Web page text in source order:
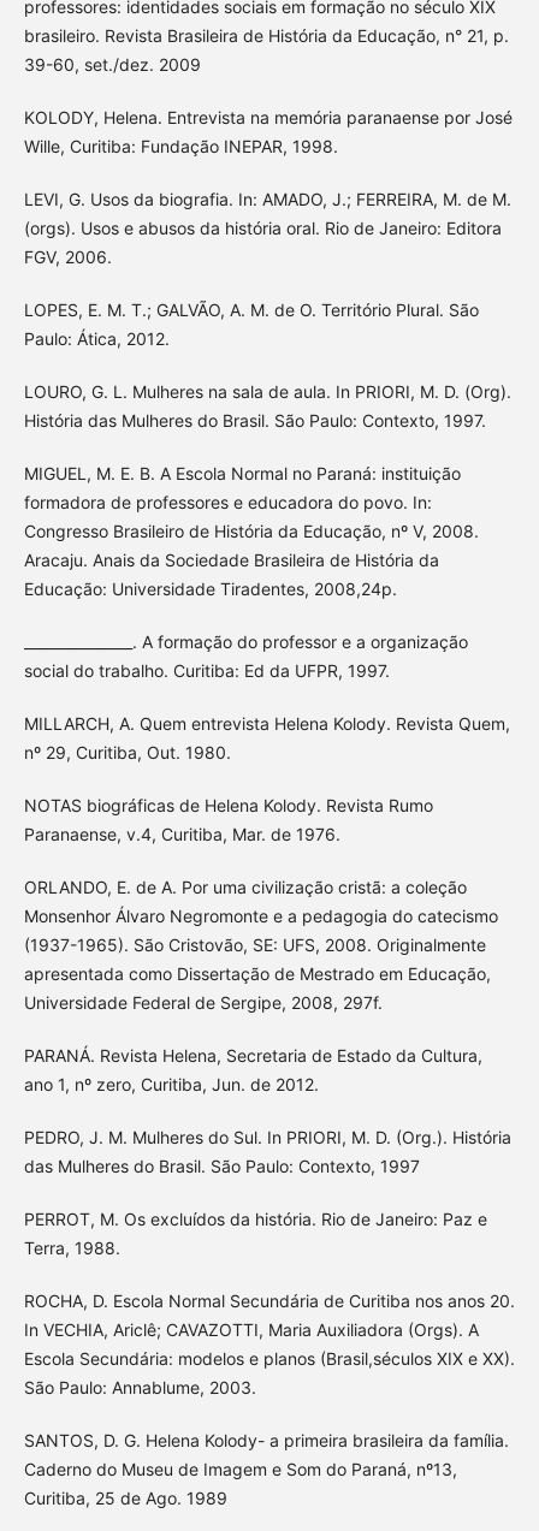
professores: identidades sociais em formação no século XIX
brasileiro. Revista Brasileira de História da Educação, n° 21, p.
39-60, set./dez. 2009
KOLODY, Helena. Entrevista na memória paranaense por José
Wille, Curitiba: Fundação INEPAR, 1998.
LEVI, G. Usos da biografia. In: AMADO, J.; FERREIRA, M. de M.
(orgs). Usos e abusos da história oral. Rio de Janeiro: Editora
FGV, 2006.
LOPES, E. M. T.; GALVÃO, A. M. de O. Território Plural. São
Paulo: Ática, 2012.
LOURO, G. L. Mulheres na sala de aula. In PRIORI, M. D. (Org).
História das Mulheres do Brasil. São Paulo: Contexto, 1997.
MIGUEL, M. E. B. A Escola Normal no Paraná: instituição
formadora de professores e educadora do povo. In:
Congresso Brasileiro de História da Educação, nº V, 2008.
Aracaju. Anais da Sociedade Brasileira de História da
Educação: Universidade Tiradentes, 2008,24p.
_______________. A formação do professor e a organização
social do trabalho. Curitiba: Ed da UFPR, 1997.
MILLARCH, A. Quem entrevista Helena Kolody. Revista Quem,
nº 29, Curitiba, Out. 1980.
NOTAS biográficas de Helena Kolody. Revista Rumo
Paranaense, v.4, Curitiba, Mar. de 1976.
ORLANDO, E. de A. Por uma civilização cristã: a coleção
Monsenhor Álvaro Negromonte e a pedagogia do catecismo
(1937-1965). São Cristovão, SE: UFS, 2008. Originalmente
apresentada como Dissertação de Mestrado em Educação,
Universidade Federal de Sergipe, 2008, 297f.
PARANÁ. Revista Helena, Secretaria de Estado da Cultura,
ano 1, nº zero, Curitiba, Jun. de 2012.
PEDRO, J. M. Mulheres do Sul. In PRIORI, M. D. (Org.). História
das Mulheres do Brasil. São Paulo: Contexto, 1997
PERROT, M. Os excluídos da história. Rio de Janeiro: Paz e
Terra, 1988.
ROCHA, D. Escola Normal Secundária de Curitiba nos anos 20.
In VECHIA, Ariclê; CAVAZOTTI, Maria Auxiliadora (Orgs). A
Escola Secundária: modelos e planos (Brasil,séculos XIX e XX).
São Paulo: Annablume, 2003.
SANTOS, D. G. Helena Kolody- a primeira brasileira da família.
Caderno do Museu de Imagem e Som do Paraná, nº13,
Curitiba, 25 de Ago. 1989